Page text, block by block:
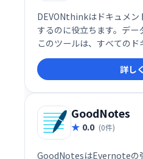
DEVONthinkはドキュメン
するのに役立ちます。デー
このツールは、すべての
データベースに保持し、
す。
詳し
GoodNotes
0.0 (0件)
GoodNotesはEvernoteの